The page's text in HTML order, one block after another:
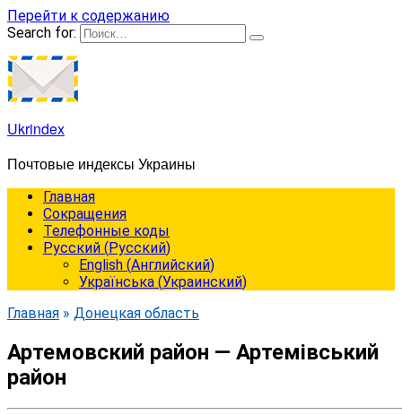
Перейти к содержанию
Search for:
Ukrindex
Почтовые индексы Украины
Главная
Сокращения
Телефонные коды
Русский (Русский)
English (Английский)
Українська (Украинский)
Главная » Донецкая область
Артемовский район — Артемівський
район